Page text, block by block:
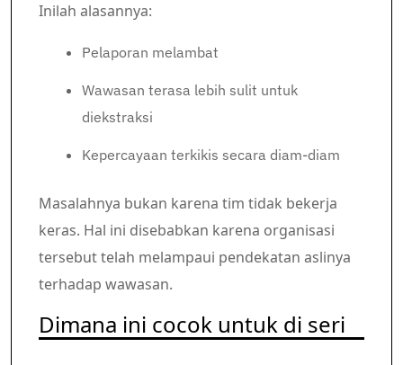
Inilah alasannya:
Pelaporan melambat
Wawasan terasa lebih sulit untuk
diekstraksi
Kepercayaan terkikis secara diam-diam
Masalahnya bukan karena tim tidak bekerja
keras. Hal ini disebabkan karena organisasi
tersebut telah melampaui pendekatan aslinya
terhadap wawasan.
Dimana ini cocok untuk di seri